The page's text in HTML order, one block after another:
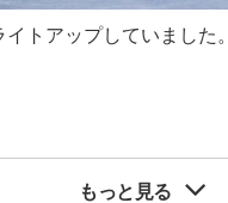
トアップしていました。
もっと見る